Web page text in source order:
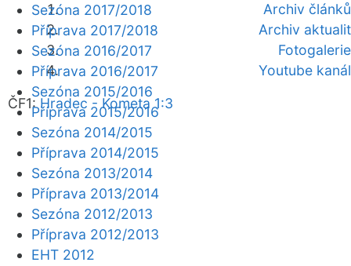
Archiv článků
Archiv aktualit
Fotogalerie
Youtube kanál
ČF1:Hradec - Kometa 1:3
Sezóna 2017/2018
Příprava 2017/2018
Sezóna 2016/2017
Příprava 2016/2017
Sezóna 2015/2016
Příprava 2015/2016
Sezóna 2014/2015
Příprava 2014/2015
Sezóna 2013/2014
Příprava 2013/2014
Sezóna 2012/2013
Příprava 2012/2013
EHT 2012